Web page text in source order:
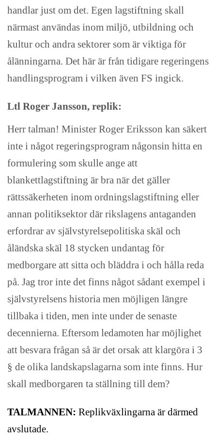
handlar just om det. Egen lagstiftning skall
närmast användas inom miljö, utbildning och
kultur och andra sektorer som är viktiga för
ålänningarna. Det här är från tidigare regeringens
handlingsprogram i vilken även FS ingick.
Ltl Roger Jansson, replik:
Herr talman! Minister Roger Eriksson kan säkert
inte i något regeringsprogram någonsin hitta en
formulering som skulle ange att
blankettlagstiftning är bra när det gäller
rättssäkerheten inom ordningslagstiftning eller
annan politiksektor där rikslagens antaganden
erfordrar av självstyrelsepolitiska skäl och
åländska skäl 18 stycken undantag för
medborgare att sitta och bläddra i och hålla reda
på. Jag tror inte det finns något sådant exempel i
självstyrelsens historia men möjligen längre
tillbaka i tiden, men inte under de senaste
decennierna. Eftersom ledamoten har möjlighet
att besvara frågan så är det orsak att klargöra i 3
§ de olika landskapslagarna som inte finns. Hur
skall medborgaren ta ställning till dem?
TALMANNEN: Replikväxlingarna är därmed
avslutade.